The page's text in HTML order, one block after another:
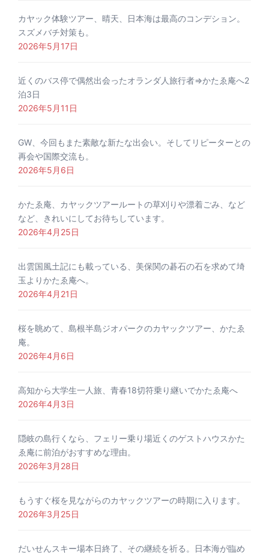
カヤック体験ツアー、晴天、日本海は最高のコンデション。
スズメバチ対策も。
2026年5月17日
近くのバス停で偶然出会ったオランダ人旅行者⇒かたゑ庵へ2
泊3日
2026年5月11日
GW、今回もまた素敵な新たな出会い。そしてリピーターとの
再会や国際交流も。
2026年5月6日
かたゑ庵、カヤックツアールートの草刈りや漂着ごみ、など
など、きれいにしてお待ちしています。
2026年4月25日
出雲国風土記にも載っている、美保関の碁石の石を求めて埼
玉よりかたゑ庵へ。
2026年4月21日
桜を眺めて、島根半島ジオパークのカヤックツアー、かたゑ
庵。
2026年4月6日
高知から大学生一人旅、青春18切符乗り継いでかたゑ庵へ
2026年4月3日
隠岐の島行くなら、フェリー乗り場近くのゲストハウスかた
ゑ庵に前泊がおすすめな理由。
2026年3月28日
もうすぐ桜を見ながらのカヤックツアーの時期に入ります。
2026年3月25日
だいせんスキー場本日終了、その継続を祈る。日本海が臨め